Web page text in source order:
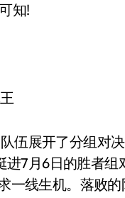
知!
伍展开了分组对
7月6日的胜者组
一线生机。落败的